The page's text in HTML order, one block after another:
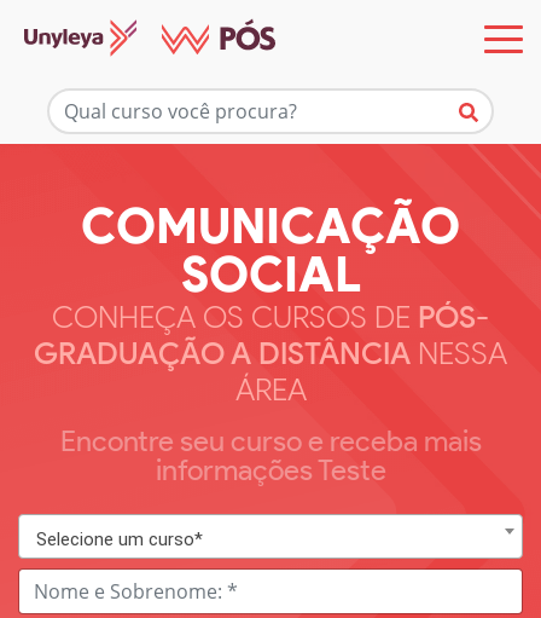
COMUNICAÇÃO
SOCIAL
CONHEÇA OS CURSOS DE PÓS-
GRADUAÇÃO A DISTÂNCIA NESSA
ÁREA
Encontre seu curso e receba mais
informações Teste
Selecione um curso*